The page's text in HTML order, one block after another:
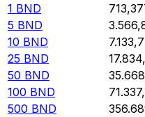
1 BND
5 BND
10 BND
25 BND
50 BND
100 BND
500 BND